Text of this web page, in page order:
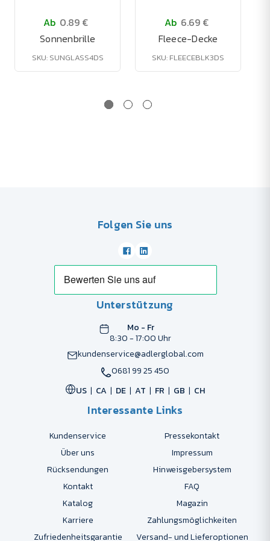
Ab 0.89 €
Sonnenbrille
SKU: SUNGLASS4DS
Ab 6.69 €
Fleece-Decke
SKU: FLEECEBLK3DS
Folgen Sie uns
Unterstützung
Mo - Fr
8:30 - 17:00 Uhr
kundenservice@adlerglobal.com
0681 99 25 450
US
CA DE AT FR GB CH
Interessante Links
Kundenservice
Pressekontakt
Über uns
Impressum
Rücksendungen
Hinweisgebersystem
Kontakt
FAQ
Katalog
Magazin
Karriere
Zahlungsmöglichkeiten
Zufriedenheitsgarantie
Versand- und Lieferoptionen